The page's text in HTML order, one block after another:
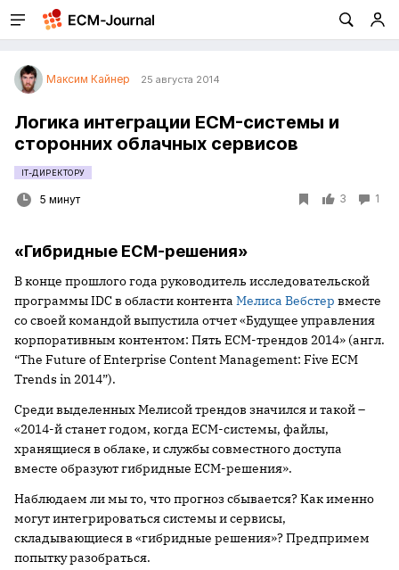
Максим Кайнер 25 августа 2014
Логика интеграции ECM-системы и
сторонних облачных сервисов
IT-ДИРЕКТОРУ
5 минут 3 1
«Гибридные ECM-решения»
В конце прошлого года руководитель исследовательской
программы IDC в области контента Мелиса Вебстер вместе
со своей командой выпустила отчет «Будущее управления
корпоративным контентом: Пять ECM-трендов 2014» (англ.
“The Future of Enterprise Content Management: Five ECM
Trends in 2014”).
Среди выделенных Мелисой трендов значился и такой –
«2014-й станет годом, когда ECM-системы, файлы,
хранящиеся в облаке, и службы совместного доступа
вместе образуют гибридные ECM-решения».
Наблюдаем ли мы то, что прогноз сбывается? Как именно
могут интегрироваться системы и сервисы,
складывающиеся в «гибридные решения»? Предпримем
попытку разобраться.